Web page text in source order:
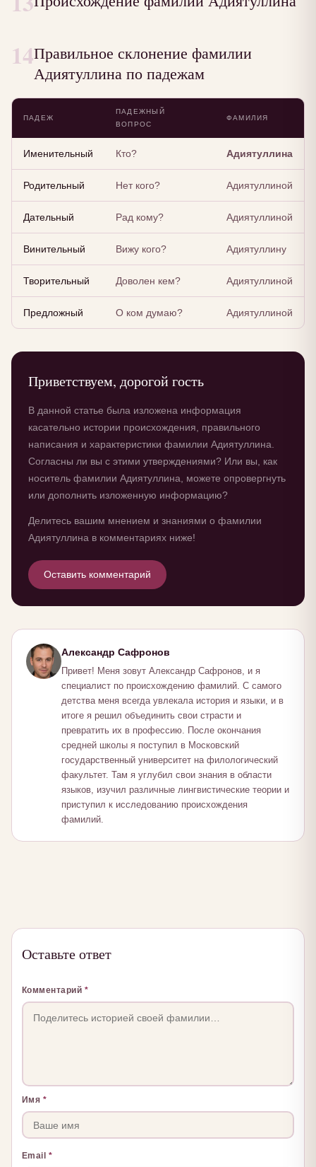
14Правильное склонение фамилии
Адиятуллина по падежам
ПАДЕЖ
ПАДЕЖНЫЙ
ВОПРОС
ФАМИЛИЯ
Именительный Кто? Адиятуллина
Родительный Нет кого? Адиятуллиной
Дательный Рад кому? Адиятуллиной
Винительный Вижу кого? Адиятуллину
Творительный Доволен кем? Адиятуллиной
Предложный О ком думаю? Адиятуллиной
Приветствуем, дорогой гость
В данной статье была изложена информация
касательно истории происхождения, правильного
написания и характеристики фамилии Адиятуллина.
Согласны ли вы с этими утверждениями? Или вы, как
носитель фамилии Адиятуллина, можете опровергнуть
или дополнить изложенную информацию?
Делитесь вашим мнением и знаниями о фамилии
Адиятуллина в комментариях ниже!
Оставить комментарий
Александр Сафронов
Привет! Меня зовут Александр Сафронов, и я
специалист по происхождению фамилий. С самого
детства меня всегда увлекала история и языки, и в
итоге я решил объединить свои страсти и
превратить их в профессию. После окончания
средней школы я поступил в Московский
государственный университет на филологический
факультет. Там я углубил свои знания в области
языков, изучил различные лингвистические теории и
приступил к исследованию происхождения
фамилий.
Оставьте ответ
Комментарий *
Имя *
Email *